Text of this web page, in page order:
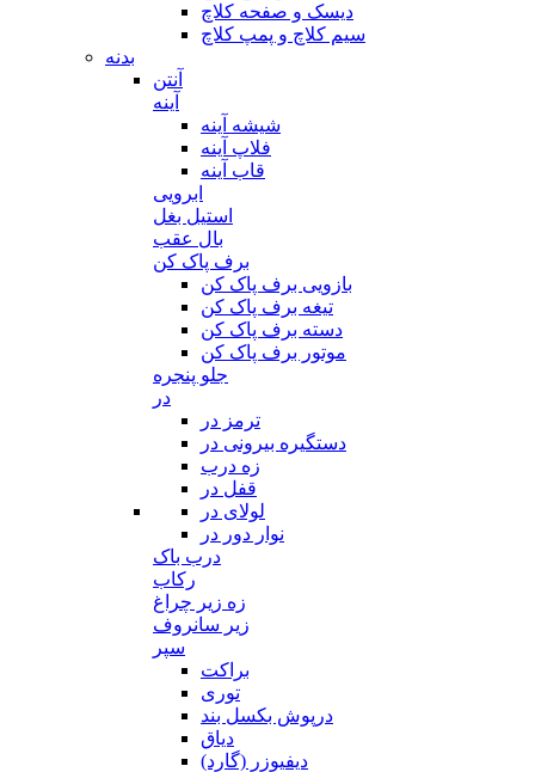
دیسک و صفحه کلاچ
سیم کلاچ و پمپ کلاچ
بدنه
آنتن
آینه
شیشه آینه
فلاپ آینه
قاب آینه
ابرویی
استیل بغل
بال عقب
برف پاک کن
بازویی برف پاک کن
تیغه برف پاک کن
دسته برف پاک کن
موتور برف پاک کن
جلو پنجره
در
ترمز در
دستگیره بیرونی در
زه درب
قفل در
لولای در
نوار دور در
درب باک
رکاب
زه زیر چراغ
زیر سانروف
سپر
براکت
توری
درپوش بکسل بند
دیاق
دیفیوزر (گارد)